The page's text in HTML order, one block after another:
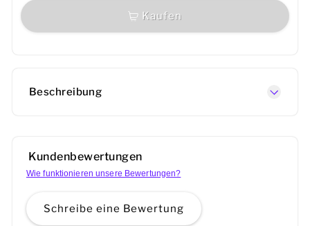
Kaufen
Beschreibung
Kundenbewertungen
Wie funktionieren unsere Bewertungen?
Schreibe eine Bewertung